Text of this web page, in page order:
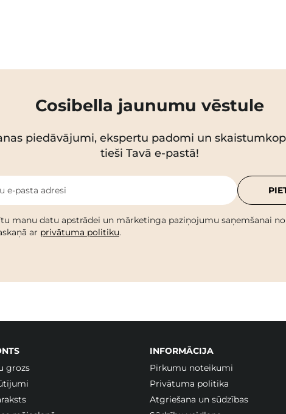
Cosibella jaunumu vēstule
piedāvājumi, ekspertu padomi un
tieši Tavā e-pastā!
e-pasta adresi
manu datu apstrādei un mārketinga paziņojumu saņemšanai no
ar privātuma politiku.
grozs
INFORMĀCIJA
Pirkumu noteikumi
Privātuma politika
Atgriešana un sūdzības